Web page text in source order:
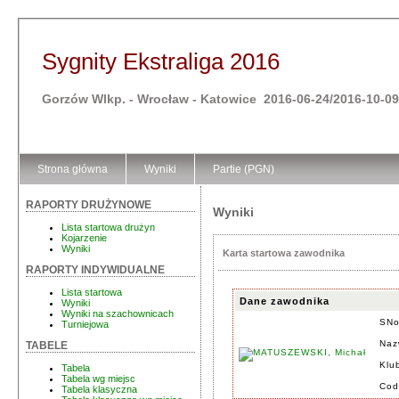
Sygnity Ekstraliga 2016
Gorzów Wlkp. - Wrocław - Katowice 2016-06-24/2016-10-09
Strona główna Wyniki Partie (PGN)
RAPORTY DRUŻYNOWE
Lista startowa drużyn
Kojarzenie
Wyniki
RAPORTY INDYWIDUALNE
Lista startowa
Wyniki
Wyniki na szachownicach
Turniejowa
TABELE
Tabela
Tabela wg miejsc
Tabela klasyczna
Wyniki
Karta startowa zawodnika
Dane zawodnika
SNo